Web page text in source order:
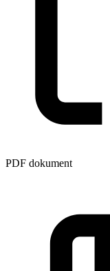
PDF dokument